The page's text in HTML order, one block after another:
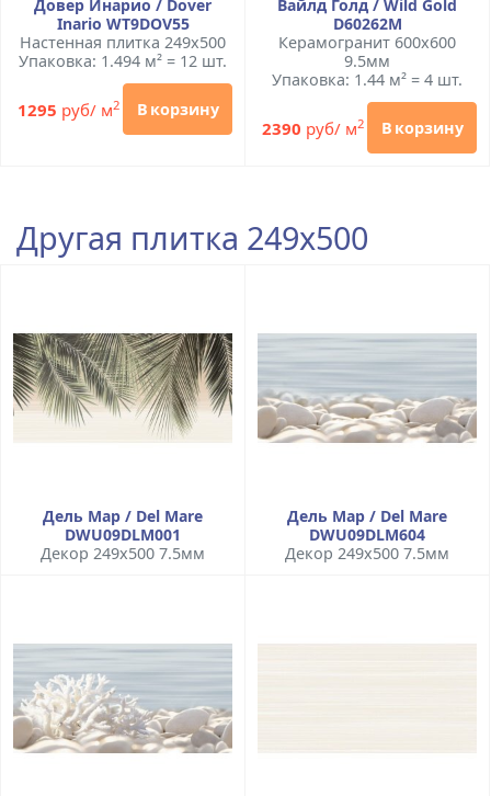
Довер Инарио / Dover
Inario WT9DOV55
Настенная плитка 249x500
Упаковка: 1.494 м² = 12 шт.
1295 руб/ м2 В корзину
Вайлд Голд / Wild Gold
D60262M
Керамогранит 600x600
9.5мм
Упаковка: 1.44 м² = 4 шт.
2390 руб/ м2 В корзину
Другая плитка 249x500
Дель Мар / Del Mare
DWU09DLM001
Декор 249x500 7.5мм
Дель Мар / Del Mare
DWU09DLM604
Декор 249x500 7.5мм